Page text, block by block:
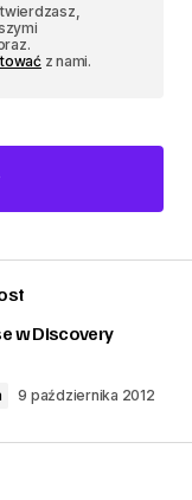
z nami.
w Discovery
9 października 2012